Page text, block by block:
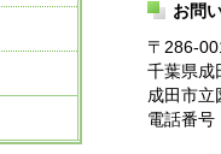
お問
〒286-
千葉県成
成田市
電話番